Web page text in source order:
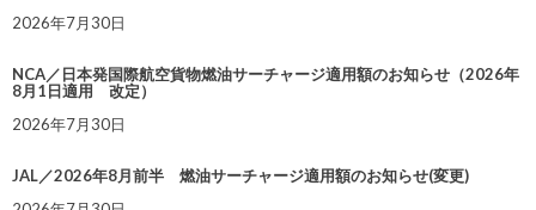
2026年7月30日
NCA／日本発国際航空貨物燃油サーチャージ適用額のお知らせ（2026年
8月1日適用 改定）
2026年7月30日
JAL／2026年8月前半 燃油サーチャージ適用額のお知らせ(変更)